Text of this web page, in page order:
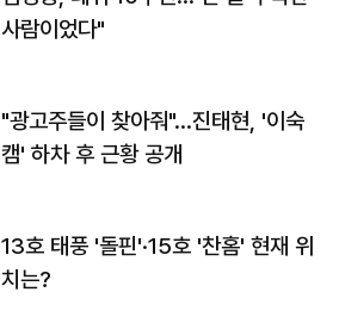
사람이었다"
"광고주들이 찾아줘"…진태현, '이숙
캠' 하차 후 근황 공개
13호 태풍 '돌핀'·15호 '찬홈' 현재 위
치는?